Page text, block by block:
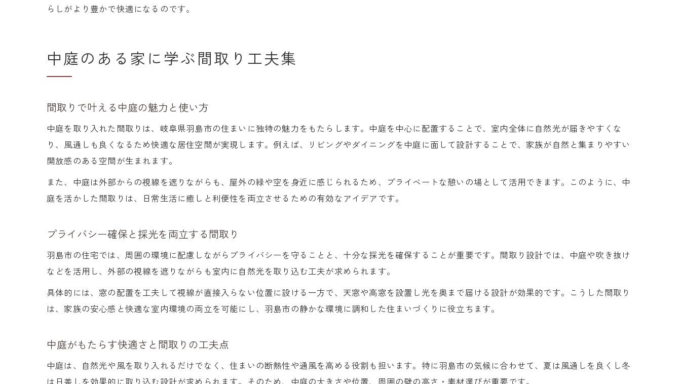
らしがより豊かで快適になるのです。
中庭のある家に学ぶ間取り工夫集
間取りで叶える中庭の魅力と使い方
中庭を取り入れた間取りは、岐阜県羽島市の住まいに独特の魅力をもたらします。中庭を中心に配置することで、室内全体に自然光が届きやすくな
り、風通しも良くなるため快適な居住空間が実現します。例えば、リビングやダイニングを中庭に面して設計することで、家族が自然と集まりやすい
開放感のある空間が生まれます。
また、中庭は外部からの視線を遮りながらも、屋外の緑や空を身近に感じられるため、プライベートな憩いの場として活用できます。このように、中
庭を活かした間取りは、日常生活に癒しと利便性を両立させるための有効なアイデアです。
プライバシー確保と採光を両立する間取り
羽島市の住宅では、周囲の環境に配慮しながらプライバシーを守ることと、十分な採光を確保することが重要です。間取り設計では、中庭や吹き抜け
などを活用し、外部の視線を遮りながらも室内に自然光を取り込む工夫が求められます。
具体的には、窓の配置を工夫して視線が直接入らない位置に設ける一方で、天窓や高窓を設置し光を奥まで届ける設計が効果的です。こうした間取り
は、家族の安心感と快適な室内環境の両立を可能にし、羽島市の静かな環境に調和した住まいづくりに役立ちます。
中庭がもたらす快適さと間取りの工夫点
中庭は、自然光や風を取り入れるだけでなく、住まいの断熱性や通風を高める役割も担います。特に羽島市の気候に合わせて、夏は風通しを良くし冬
は日差しを効果的に取り込む設計が求められます。そのため、中庭の大きさや位置、周囲の壁の高さ・素材選びが重要です。